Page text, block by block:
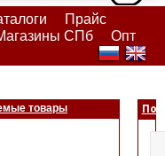
Прайс
СПб
Опт
товары